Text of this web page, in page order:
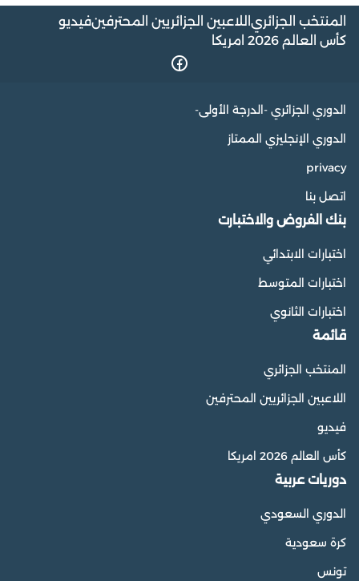
المنتخب الجزائري اللاعبين الجزائريين المحترفينفيديو
كأس العالم 2026 امريكا
الدوري الجزائري -الدرجة الأولى-
الدوري الإنجليزي الممتاز
privacy
اتصل بنا
بنك الفروض والاختبارت
اختبارات الابتدائي
اختبارات المتوسط
اختبارات الثانوي
قائمة
المنتخب الجزائري
اللاعبين الجزائريين المحترفين
فيديو
كأس العالم 2026 امريكا
دوريات عربية
الدوري السعودي
كرة سعودية
تونس